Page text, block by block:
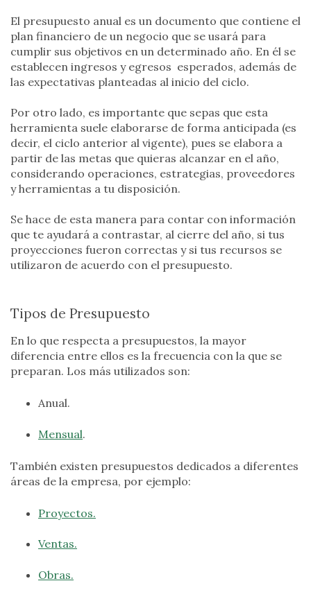
El presupuesto anual es un documento que contiene el
plan financiero de un negocio que se usará para
cumplir sus objetivos en un determinado año. En él se
establecen ingresos y egresos esperados, además de
las expectativas planteadas al inicio del ciclo.
Por otro lado, es importante que sepas que esta
herramienta suele elaborarse de forma anticipada (es
decir, el ciclo anterior al vigente), pues se elabora a
partir de las metas que quieras alcanzar en el año,
considerando operaciones, estrategias, proveedores
y herramientas a tu disposición.
Se hace de esta manera para contar con información
que te ayudará a contrastar, al cierre del año, si tus
proyecciones fueron correctas y si tus recursos se
utilizaron de acuerdo con el presupuesto.
Tipos de Presupuesto
En lo que respecta a presupuestos, la mayor
diferencia entre ellos es la frecuencia con la que se
preparan. Los más utilizados son:
Anual.
Mensual.
También existen presupuestos dedicados a diferentes
áreas de la empresa, por ejemplo:
Proyectos.
Ventas.
Obras.